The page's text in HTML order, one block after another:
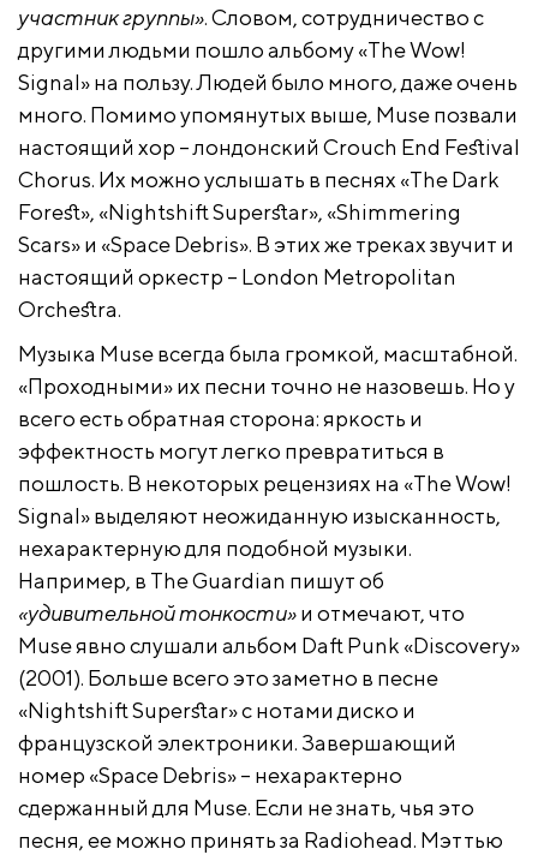
участник группы». Словом, сотрудничество с
другими людьми пошло альбому «The Wow!
Signal» на пользу. Людей было много, даже очень
много. Помимо упомянутых выше, Muse позвали
настоящий хор – лондонский Crouch End Festival
Chorus. Их можно услышать в песнях «The Dark
Forest», «Nightshift Superstar», «Shimmering
Scars» и «Space Debris». В этих же треках звучит и
настоящий оркестр – London Metropolitan
Orchestra.
Музыка Muse всегда была громкой, масштабной.
«Проходными» их песни точно не назовешь. Но у
всего есть обратная сторона: яркость и
эффектность могут легко превратиться в
пошлость. В некоторых рецензиях на «The Wow!
Signal» выделяют неожиданную изысканность,
нехарактерную для подобной музыки.
Например, в The Guardian пишут об
«удивительной тонкости»и отмечают, что
Muse явно слушали альбом Daft Punk «Discovery»
(2001). Больше всего это заметно в песне
«Nightshift Superstar» с нотами диско и
французской электроники. Завершающий
номер «Space Debris» – нехарактерно
сдержанный для Muse. Если не знать, чья это
песня, ее можно принять за Radiohead. Мэттью